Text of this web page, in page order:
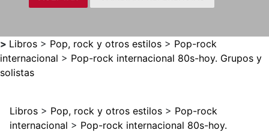
> Libros > Pop, rock y otros estilos > Pop-rock
internacional > Pop-rock internacional 80s-hoy. Grupos y
solistas
Libros > Pop, rock y otros estilos > Pop-rock
internacional > Pop-rock internacional 80s-hoy.